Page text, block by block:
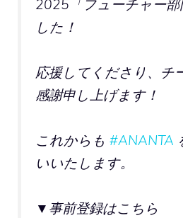
2025「フューチャー部
した！
応援してくださり、チ
感謝申し上げます！
これからも #ANANTA
いいたします。
▼事前登録はこちら